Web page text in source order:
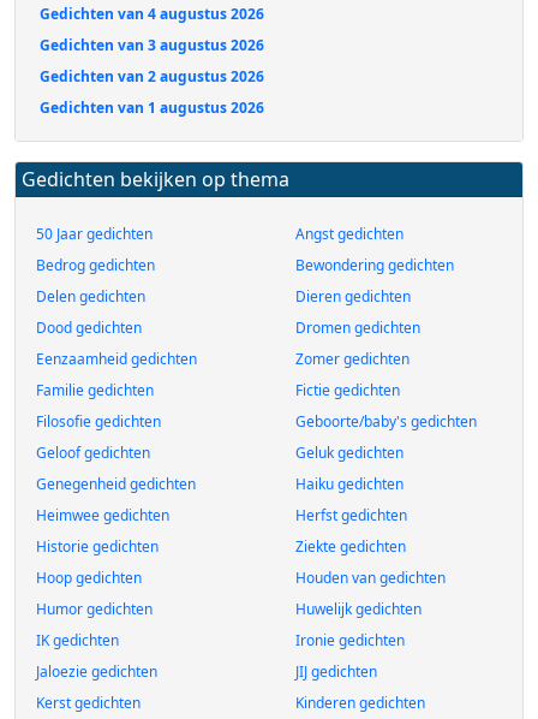
Gedichten van 4 augustus 2026
Gedichten van 3 augustus 2026
Gedichten van 2 augustus 2026
Gedichten van 1 augustus 2026
Gedichten bekijken op thema
50 Jaar gedichten
Angst gedichten
Bedrog gedichten
Bewondering gedichten
Delen gedichten
Dieren gedichten
Dood gedichten
Dromen gedichten
Eenzaamheid gedichten
Zomer gedichten
Familie gedichten
Fictie gedichten
Filosofie gedichten
Geboorte/baby's gedichten
Geloof gedichten
Geluk gedichten
Genegenheid gedichten
Haiku gedichten
Heimwee gedichten
Herfst gedichten
Historie gedichten
Ziekte gedichten
Hoop gedichten
Houden van gedichten
Humor gedichten
Huwelijk gedichten
IK gedichten
Ironie gedichten
Jaloezie gedichten
JIJ gedichten
Kerst gedichten
Kinderen gedichten